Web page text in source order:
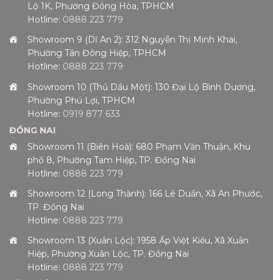
Lộ 1K, Phường Đông Hòa, TPHCM
Hotline: 0888 223 779
Showroom 9 (Dĩ An 2): 312 Nguyễn Thị Minh Khai,
Phường Tân Đông Hiệp, TPHCM
Hotline: 0888 223 779
Showroom 10 (Thủ Dầu Một): 130 Đại Lộ Bình Dương,
Phường Phú Lợi, TPHCM
Hotline: 0919 877 633
ĐỒNG NAI
Showroom 11 (Biên Hoà): 680 Phạm Văn Thuận, Khu
phố 8, Phường Tam Hiệp, TP. Đồng Nai
Hotline: 0888 223 779
Showroom 12 (Long Thành): 166 Lê Duẩn, Xã An Phước,
TP. Đồng Nai
Hotline: 0888 223 779
Showroom 13 (Xuân Lộc): 1958 Ấp Việt Kiều, Xã Xuân
Hiệp, Phường Xuân Lộc, TP. Đồng Nai
Hotline: 0888 223 779